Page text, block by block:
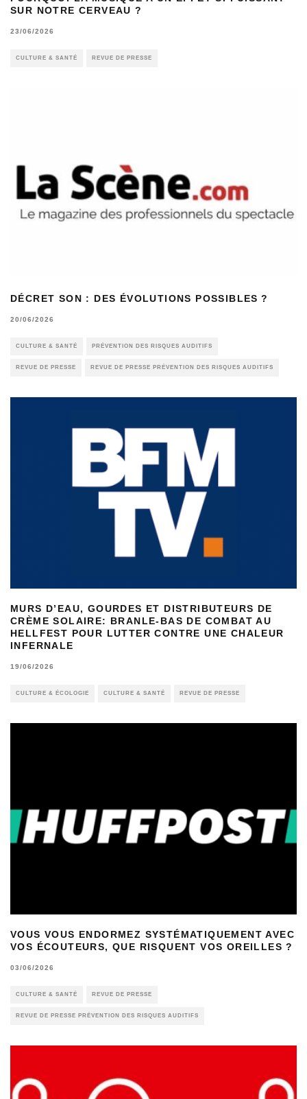
SUR NOTRE CERVEAU ?
23/06/2026
CULTURE & SANTÉ REVUE DE PRESSE
DÉCRET SON : DES ÉVOLUTIONS POSSIBLES ?
20/06/2026
CULTURE & SANTÉ PRÉVENTION DES RISQUES AUDITIFS
REVUE DE PRESSE REVUE DE PRESSE PRÉVENTION DES RISQUES AUDITIFS
MURS D’EAU, GOURDES ET DISTRIBUTEURS DE
CRÈME SOLAIRE: BRANLE-BAS DE COMBAT AU
HELLFEST POUR LUTTER CONTRE UNE CHALEUR
INFERNALE
19/06/2026
CULTURE & ÉCOLOGIE CULTURE & SANTÉ REVUE DE PRESSE
VOUS VOUS ENDORMEZ SYSTÉMATIQUEMENT AVEC
VOS ÉCOUTEURS, QUE RISQUENT VOS OREILLES ?
03/06/2026
CULTURE & SANTÉ REVUE DE PRESSE
REVUE DE PRESSE PRÉVENTION DES RISQUES AUDITIFS